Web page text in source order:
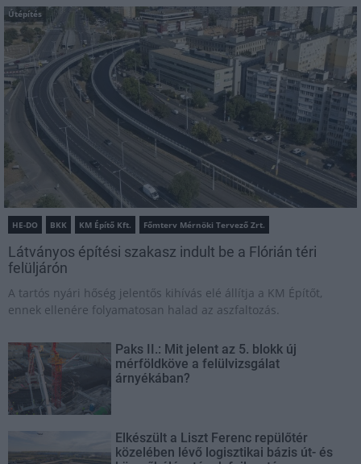
Útépítés
HE-DO BKK KM Építő Kft. Főmterv Mérnöki Tervező Zrt.
Látványos építési szakasz indult be a Flórián téri
felüljárón
A tartós nyári hőség jelentős kihívás elé állítja a KM Építőt,
ennek ellenére folyamatosan halad az aszfaltozás.
Paks II.: Mit jelent az 5. blokk új
mérföldköve a felülvizsgálat
árnyékában?
Elkészült a Liszt Ferenc repülőtér
közelében lévő logisztikai bázis út- és